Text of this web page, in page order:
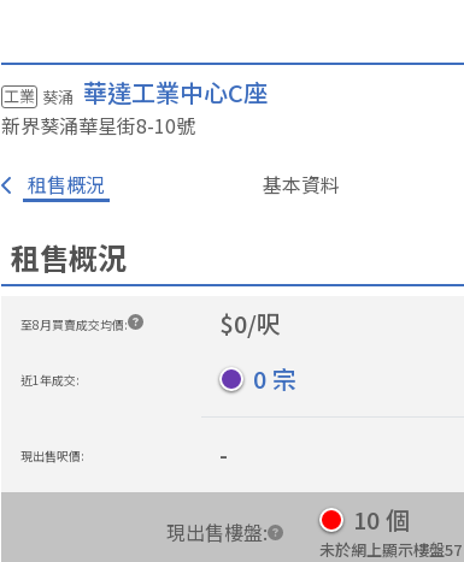
工業 葵涌 華達工業中心C座
新界葵涌華星街8-10號
租售概況 基本資料
租售概況
至8月買賣成交均價: $0/呎
近1年成交: 0 宗
現出售呎價: -
現出售樓盤: 10個
未於網上顯示樓盤57